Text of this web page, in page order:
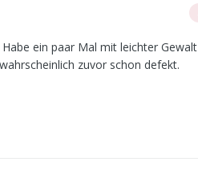
ein paar Mal mit leichter
zuvor schon defekt.